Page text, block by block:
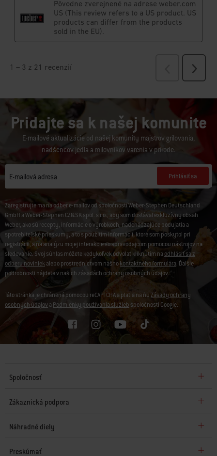
Pridajte sa k našej komunite
E-mailové aktualizácie od našej komunity majstrov grilovania,
nadšencov jedla a milovníkov varenia v prírode.
E-mailová adresa Prihlásiť sa
Zaregistrujte ma na odber e-mailov od spoločností Weber-Stephen Deutschland
GmbH a Weber-Stephen CZ&SK spol. s r.o., aby som dostával exkluzívny obsah
Weber, ako sú recepty, informácie o výrobkoch, nadchádzajúce podujatia a
spotrebiteľské prieskumy, a to s použitím informácií, ktoré som poskytol pri
registrácii, a na analýzu mojej interakcie so spravodajcom pomocou nástrojov na
sledovanie. Svoj súhlas môžete kedykoľvek odvolať kliknutím naodhlásiť sa z
odberu noviniekalebo prostredníctvom nášhokontaktného formulára. Ďalšie
podrobnosti nájdete v našich zásadách ochrany osobných údajov.
Táto stránka je chránená pomocou reCAPTCHA a platia na ňuZásady ochrany
osobných údajova Podmienky používania služieb spoločnosti Google.
Spoločnosť
Zákaznická podpora
Náhradné diely
Preskúmať